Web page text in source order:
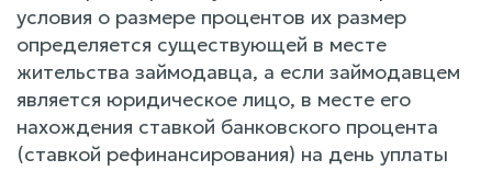
условия о размере процентов их размер
определяется существующей в месте
жительства займодавца, а если займодавцем
является юридическое лицо, в месте его
нахождения ставкой банковского процента
(ставкой рефинансирования) на день уплаты